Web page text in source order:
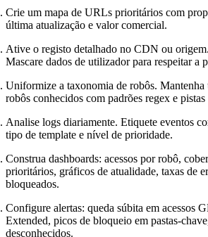
Crie um mapa de URLs prioritários com
última atualização e valor comercial.
Ative o registo detalhado no CDN ou
Mascare dados de utilizador para respeitar a
Uniformize a taxonomia de robôs.
robôs conhecidos com padrões regex e pistas
Analise logs diariamente. Etiquete eventos
tipo de template e nível de prioridade.
Construa dashboards: acessos por robô,
prioritários, gráficos de atualidade, taxas de
bloqueados.
Configure alertas: queda súbita em acessos
Extended, picos de bloqueio em pastas-
desconhecidos.